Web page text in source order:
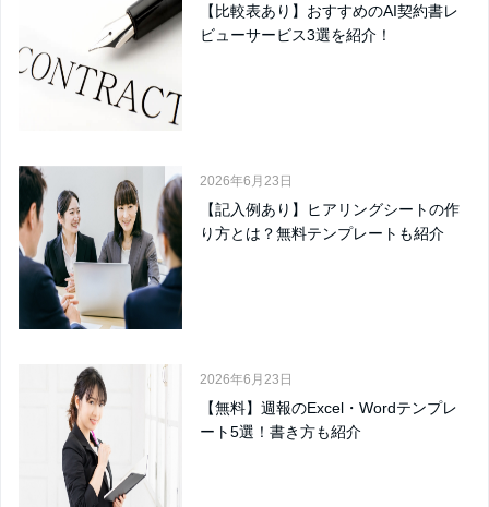
【比較表あり】おすすめのAI契約書レ
ビューサービス3選を紹介！
2026年6月23日
【記入例あり】ヒアリングシートの作
り方とは？無料テンプレートも紹介
2026年6月23日
【無料】週報のExcel・Wordテンプレ
ート5選！書き方も紹介